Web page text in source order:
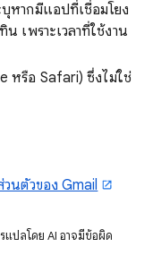
หากมีแอปที่เชื่อมโยง
เพราะเวลาที่ใช้งาน
หรือ Safari) ซึ่งไม่ใช่
นตัวของ Gmail
แปลโดย AI อาจมีข้อผิด